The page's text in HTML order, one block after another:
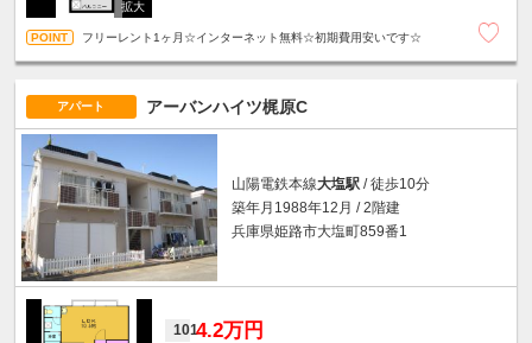
フリーレント1ヶ月☆インターネット無料☆初期費用安いです☆
アパート アーバンハイツ梶原C
山陽電鉄本線大塩駅 / 徒歩10分
築年月1988年12月 / 2階建
兵庫県姫路市大塩町859番1
1014.2万円